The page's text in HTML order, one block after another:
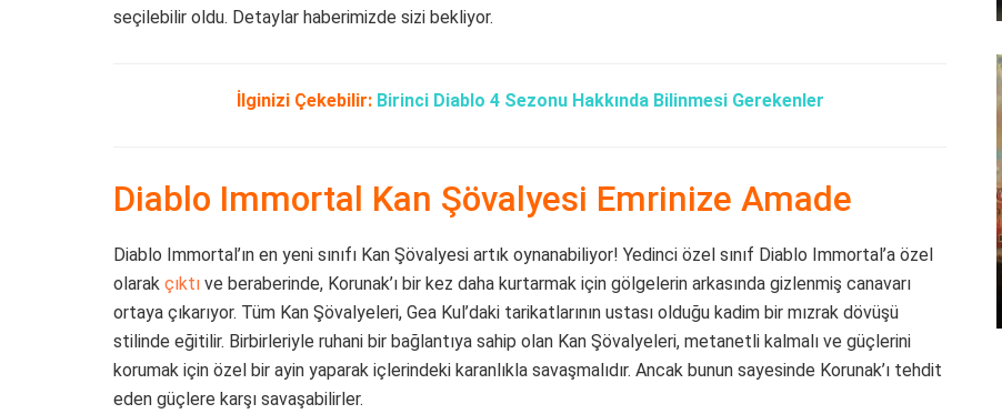
seçilebilir oldu. Detaylar haberimizde sizi bekliyor.
İlginizi Çekebilir: Birinci Diablo 4 Sezonu Hakkında Bilinmesi Gerekenler
Diablo Immortal Kan Şövalyesi Emrinize Amade
Diablo Immortal’ın en yeni sınıfı Kan Şövalyesi artık oynanabiliyor! Yedinci özel sınıf Diablo Immortal’a özel
olarak çıktı ve beraberinde, Korunak’ı bir kez daha kurtarmak için gölgelerin arkasında gizlenmiş canavarı
ortaya çıkarıyor. Tüm Kan Şövalyeleri, Gea Kul’daki tarikatlarının ustası olduğu kadim bir mızrak dövüşü
stilinde eğitilir. Birbirleriyle ruhani bir bağlantıya sahip olan Kan Şövalyeleri, metanetli kalmalı ve güçlerini
korumak için özel bir ayin yaparak içlerindeki karanlıkla savaşmalıdır. Ancak bunun sayesinde Korunak’ı tehdit
eden güçlere karşı savaşabilirler.